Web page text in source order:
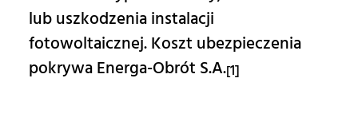
lub uszkodzenia instalacji
fotowoltaicznej. Koszt ubezpieczenia
pokrywa Energa-Obrót S.A.[1]